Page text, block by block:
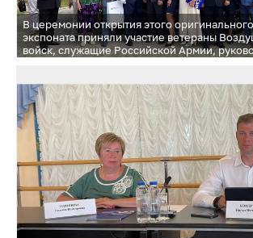
В церемонии открытия этого
экспоната приняли участие ветераны
войск, служащие Российской Армии,
городского округа Татьяна Одинцова,
Киреев, заместитель Главы округа
жители города и гости мероприятия